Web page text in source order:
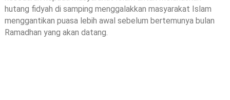
hutang fidyah di samping menggalakkan masyarakat Islam
menggantikan puasa lebih awal sebelum bertemunya bulan
Ramadhan yang akan datang.